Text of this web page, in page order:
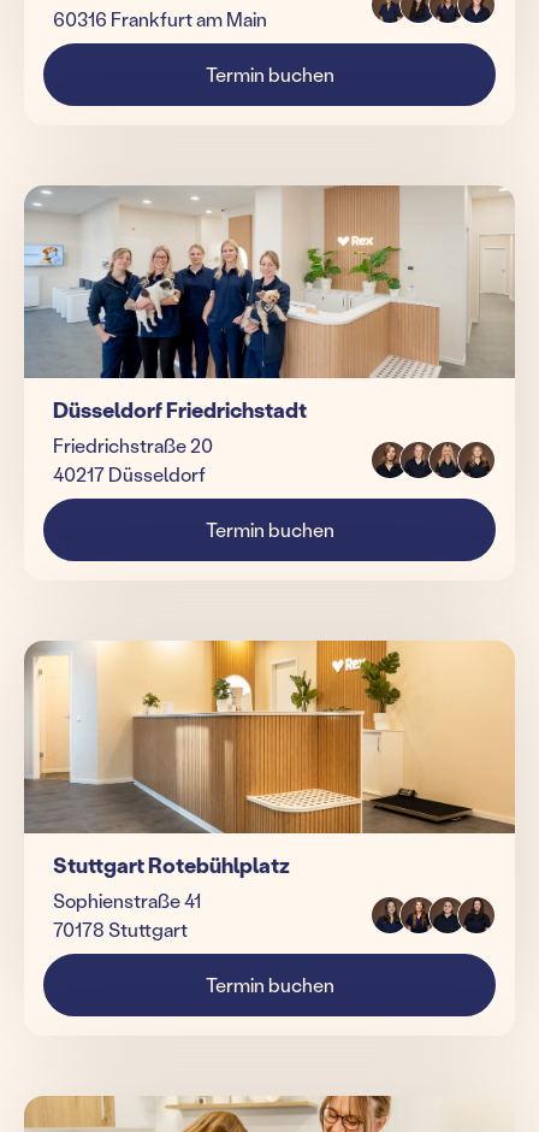
60316 Frankfurt am Main
Termin buchen
Düsseldorf Friedrichstadt
Friedrichstraße 20
40217 Düsseldorf
Termin buchen
Stuttgart Rotebühlplatz
Sophienstraße 41
70178 Stuttgart
Termin buchen